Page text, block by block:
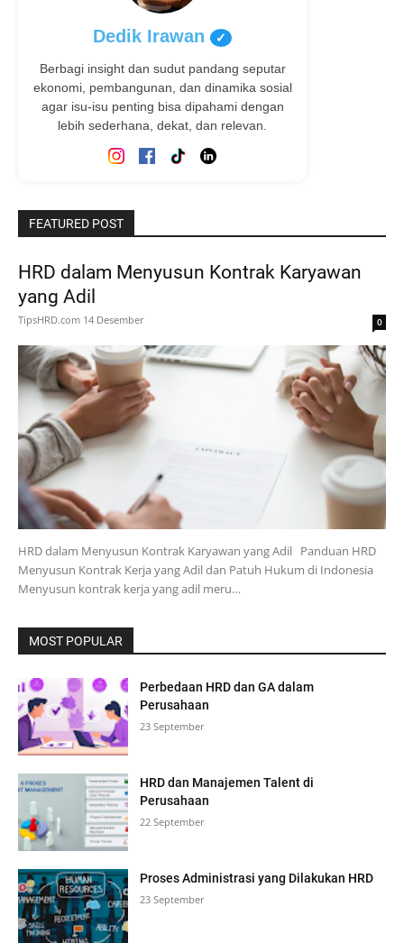
Dedik Irawan ✓
Berbagi insight dan sudut pandang seputar
ekonomi, pembangunan, dan dinamika sosial
agar isu-isu penting bisa dipahami dengan
lebih sederhana, dekat, dan relevan.
FEATURED POST
HRD dalam Menyusun Kontrak Karyawan
yang Adil
TipsHRD.com 14 Desember 0
HRD dalam Menyusun Kontrak Karyawan yang Adil Panduan HRD
Menyusun Kontrak Kerja yang Adil dan Patuh Hukum di Indonesia
Menyusun kontrak kerja yang adil meru…
MOST POPULAR
Perbedaan HRD dan GA dalam
Perusahaan
23 September
HRD dan Manajemen Talent di
Perusahaan
22 September
Proses Administrasi yang Dilakukan HRD
23 September